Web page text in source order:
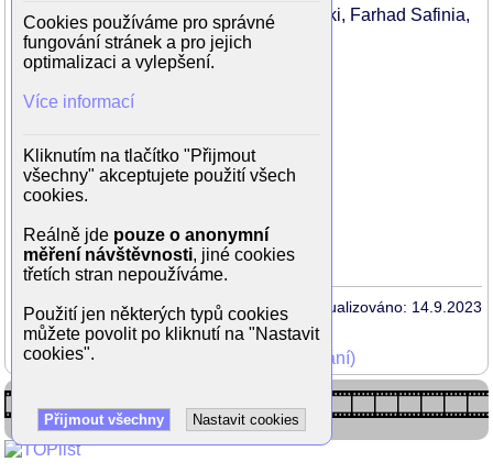
Scénář: John Boorman, Todd Komarnicki, Farhad Safinia,
Simon Winchester
Hrají:
Mel Gibson
Sean Penn
Natalie Dormer
Jennifer Ehle
Steve Coogan
Ioan Gruffudd
Aktualizováno: 14.9.2023
Mohli jste vidět v TV (zobrazit starší vysílání)
Cookies používáme pro správné
fungování stránek a pro jejich
optimalizaci a vylepšení.
Více informací
Kliknutím na tlačítko "Přijmout
všechny" akceptujete použití všech
cookies.
Reálně jde pouze o anonymní
měření návštěvnosti, jiné cookies
třetích stran nepoužíváme.
Použití jen některých typů cookies
můžete povolit po kliknutí na "Nastavit
cookies".
Přijmout všechny Nastavit cookies